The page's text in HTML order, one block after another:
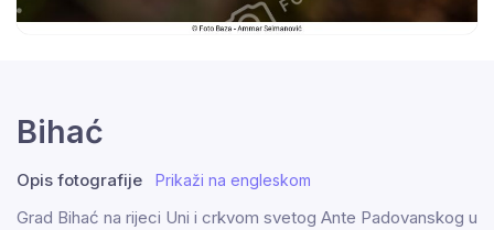
Bihać
Opis fotografije Prikaži na engleskom
Grad Bihać na rijeci Uni i crkvom svetog Ante Padovanskog u